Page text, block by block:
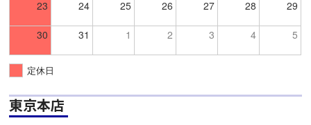
23 24 25 26 27 28 29
30 31 1 2 3 4 5
定休日
東京本店